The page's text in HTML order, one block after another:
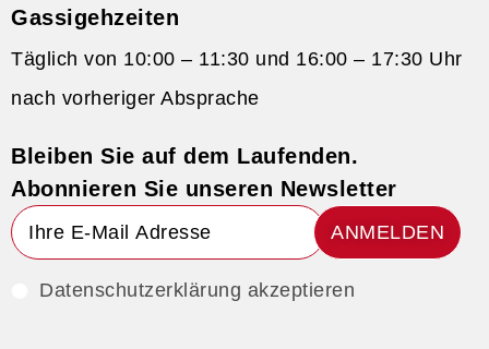
Gassigehzeiten
Täglich von 10:00 – 11:30 und 16:00 – 17:30 Uhr
nach vorheriger Absprache
Bleiben Sie auf dem Laufenden.
Abonnieren Sie unseren Newsletter
ANMELDEN
Datenschutzerklärung akzeptieren